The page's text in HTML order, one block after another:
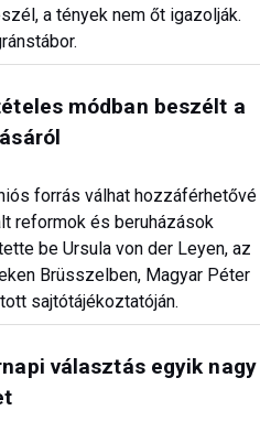
a tények nem őt igazolják.
módban beszélt a
forrás válhat hozzáférhetővé
reformok és beruházások
be Ursula von der Leyen, az
Brüsszelben, Magyar Péter
sajtótájékoztatóján.
választás egyik nagy